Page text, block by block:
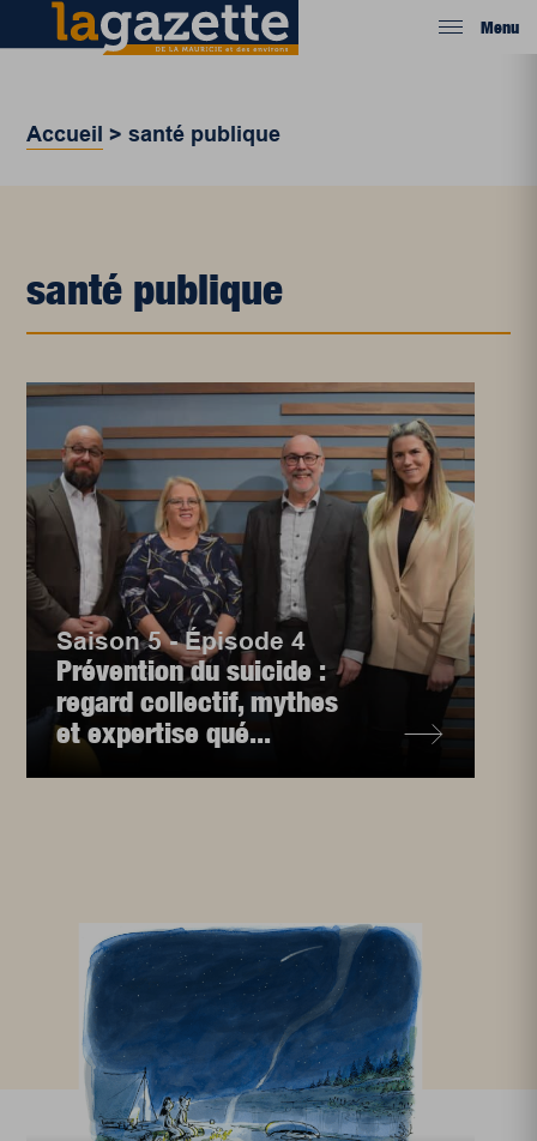
Menu
Accueil >santé publique
santé publique
Saison 5 - Épisode 4
Prévention du suicide :
regard collectif, mythes
et expertise qué...